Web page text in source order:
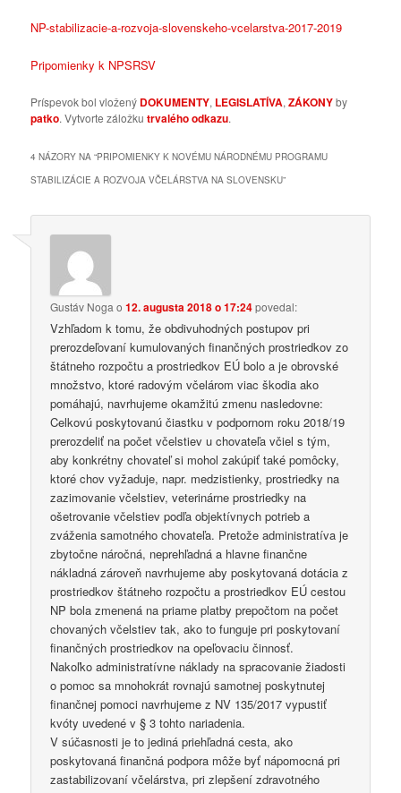
NP-stabilizacie-a-rozvoja-slovenskeho-vcelarstva-2017-2019
Pripomienky k NPSRSV
Príspevok bol vložený DOKUMENTY, LEGISLATÍVA,ZÁKONYby
patko. Vytvorte záložkutrvalého odkazu.
4 NÁZORY NA “PRIPOMIENKY K NOVÉMU NÁRODNÉMU PROGRAMU
STABILIZÁCIE A ROZVOJA VČELÁRSTVA NA SLOVENSKU”
Gustáv Noga o12. augusta 2018 o 17:24povedal:
Vzhľadom k tomu, že obdivuhodných postupov pri
prerozdeľovaní kumulovaných finančných prostriedkov zo
štátneho rozpočtu a prostriedkov EÚ bolo a je obrovské
množstvo, ktoré radovým včelárom viac škodia ako
pomáhajú, navrhujeme okamžitú zmenu nasledovne:
Celkovú poskytovanú čiastku v podpornom roku 2018/19
prerozdeliť na počet včelstiev u chovateľa včiel s tým,
aby konkrétny chovateľ si mohol zakúpiť také pomôcky,
ktoré chov vyžaduje, napr. medzistienky, prostriedky na
zazimovanie včelstiev, veterinárne prostriedky na
ošetrovanie včelstiev podľa objektívnych potrieb a
zváženia samotného chovateľa. Pretože administratíva je
zbytočne náročná, neprehľadná a hlavne finančne
nákladná zároveň navrhujeme aby poskytovaná dotácia z
prostriedkov štátneho rozpočtu a prostriedkov EÚ cestou
NP bola zmenená na priame platby prepočtom na počet
chovaných včelstiev tak, ako to funguje pri poskytovaní
finančných prostriedkov na opeľovaciu činnosť.
Nakoľko administratívne náklady na spracovanie žiadosti
o pomoc sa mnohokrát rovnajú samotnej poskytnutej
finančnej pomoci navrhujeme z NV 135/2017 vypustiť
kvóty uvedené v § 3 tohto nariadenia.
V súčasnosti je to jediná priehľadná cesta, ako
poskytovaná finančná podpora môže byť nápomocná pri
zastabilizovaní včelárstva, pri zlepšení zdravotného